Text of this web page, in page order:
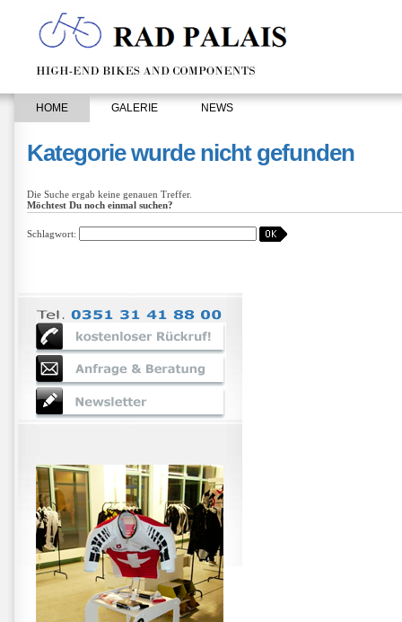
HOME GALERIE NEWS
Kategorie wurde nicht gefunden
Die Suche ergab keine genauen Treffer.
Möchtest Du noch einmal suchen?
Schlagwort: